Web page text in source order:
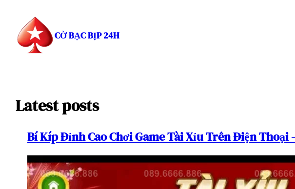
phần
CỜ BẠC BỊP 24H
Latest posts
Bí Kíp Đỉnh Cao Chơi Game Tài Xỉu Trên Điện Thoại